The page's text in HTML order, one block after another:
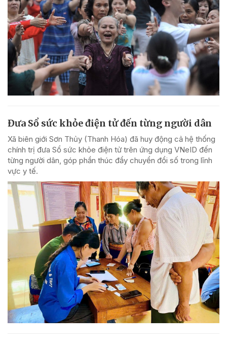
Đưa Sổ sức khỏe điện tử đến từng người dân
Xã biên giới Sơn Thủy (Thanh Hóa) đã huy động cả hệ thống
chính trị đưa Sổ sức khỏe điện tử trên ứng dụng VNeID đến
từng người dân, góp phần thúc đẩy chuyển đổi số trong lĩnh
vực y tế.